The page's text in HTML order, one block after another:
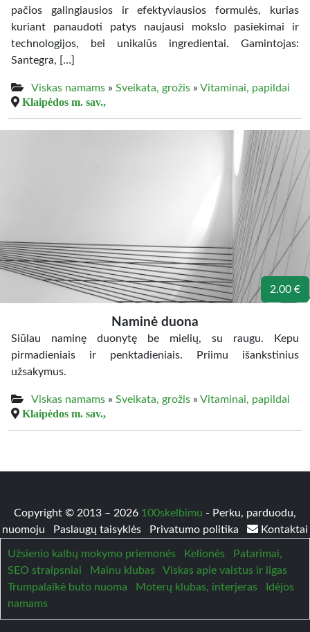
pačios galingiausios ir efektyviausios formulės, kurias
kuriant panaudoti patys naujausi mokslo pasiekimai ir
technologijos, bei unikalūs ingredientai. Gamintojas:
Santegra, […]
Viskas namams » Sveikata, grožis » Vitaminai, papildai
Klaipėdos m. sav.,
2.00 €
Naminė duona
Siūlau naminę duonytę be mielių, su raugu. Kepu
pirmadieniais ir penktadieniais. Priimu išankstinius
užsakymus.
Viskas namams » Sveikata, grožis » Vitaminai, papildai
Klaipėdos m. sav.,
Copyright © 2013 – 2026 100skelbimu - Perku, parduodu,
nuomoju
Paslaugų taisyklės Privatumo politika Kontaktai
Užsienio kalbų mokymo priemonės Kelionės
Patarimai,
SEO straipsniai
Mainu klubas
Viskas apie vaistus ir ligas
Trumpalaikė buto nuoma
Moterų klubas, interjeras
Idėjos
namams